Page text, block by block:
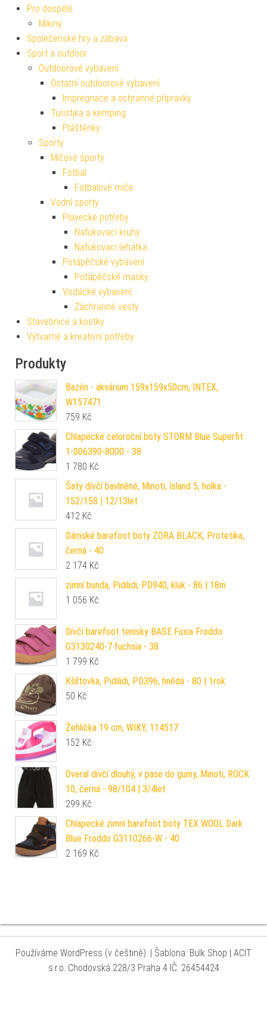
Pro dospělé
Mikiny
Společenské hry a zábava
Sport a outdoor
Outdoorové vybavení
Ostatní outdoorové vybavení
Impregnace a ochranné přípravky
Turistika a kemping
Pláštěnky
Sporty
Míčové sporty
Fotbal
Fotbalové míče
Vodní sporty
Plavecké potřeby
Nafukovací kruhy
Nafukovací lehátka
Potápěčské vybavení
Potápěčské masky
Vodácké vybavení
Záchranné vesty
Stavebnice a kostky
Výtvarné a kreativní potřeby
Produkty
Bazén - akvárium 159x159x50cm, INTEX,
W157471
759 Kč
Chlapecké celoroční boty STORM Blue Superfit
1-006390-8000 - 38
1 780 Kč
Šaty dívčí bavlněné, Minoti, Island 5, holka -
152/158 | 12/13let
412 Kč
Dámské barefoot boty ZORA BLACK, Protetika,
černá - 40
2 174 Kč
zimní bunda, Pidilidi, PD940, kluk - 86 | 18m
1 056 Kč
Dívčí barefoot tenisky BASE Fuxia Froddo
G3130240-7 fuchsia - 38
1 799 Kč
Kšiltovka, Pidilidi, PD396, hnědá - 80 | 1rok
50 Kč
Žehlička 19 cm, WIKY, 114517
152 Kč
Overal divčí dlouhý, v pase do gumy, Minoti, ROCK
10, černá - 98/104 | 3/4let
299 Kč
Chlapecké zimní barefoot boty TEX WOOL Dark
Blue Froddo G3110266-W - 40
2 169 Kč
Používáme WordPress (v češtině). | Šablona: Bulk Shop | ACIT
s.r.o. Chodovská 228/3 Praha 4 IČ: 26454424